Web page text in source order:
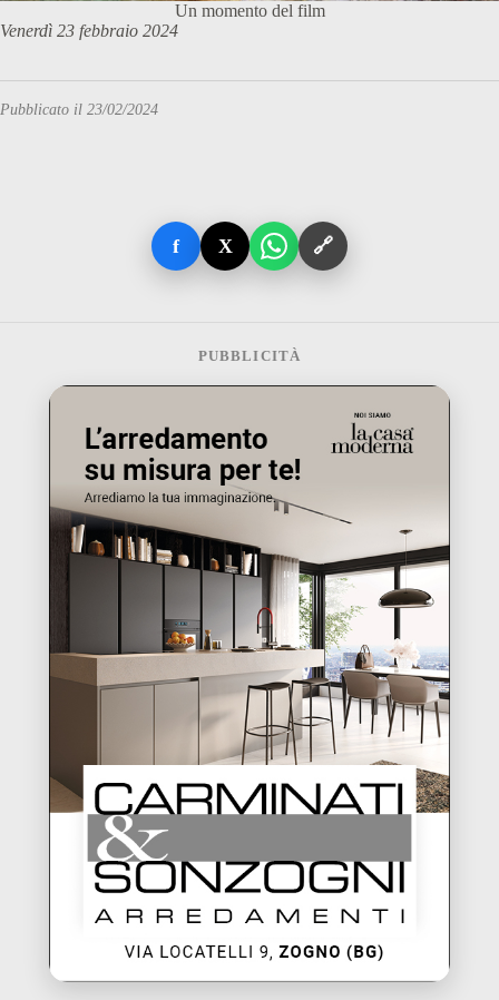
Un momento del film
Venerdì 23 febbraio 2024
Pubblicato il 23/02/2024
f X 🔗
PUBBLICITÀ